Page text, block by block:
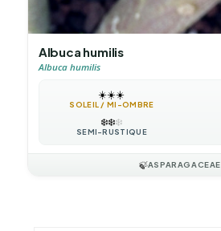
Albuca humilis
Albuca humilis
☀️☀️☀️
SOLEIL / MI-OMBRE
❄️❄️❄️
SEMI-RUSTIQUE
🍃ASPARAGACEAE